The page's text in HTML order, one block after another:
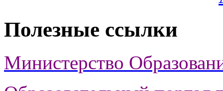
Полезные ссылки
Министерство